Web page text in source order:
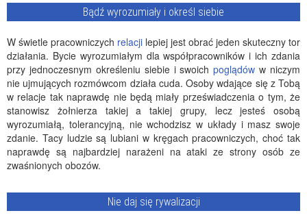
Bądź wyrozumiały i określ siebie
W świetle pracowniczych relacji lepiej jest obrać jeden skuteczny tor
działania. Bycie wyrozumiałym dla współpracowników i ich zdania
przy jednoczesnym określeniu siebie i swoichpoglądów w niczym
nie ujmujących rozmówcom działa cuda. Osoby wdające się z Tobą
w relacje tak naprawdę nie będą miały przeświadczenia o tym, że
stanowisz żołnierza takiej a takiej grupy, lecz jesteś osobą
wyrozumiałą, tolerancyjną, nie wchodzisz w układy i masz swoje
zdanie. Tacy ludzie są lubiani w kręgach pracowniczych, choć tak
naprawdę są najbardziej narażeni na ataki ze strony osób ze
zwaśnionych obozów.
Nie daj się rywalizacji